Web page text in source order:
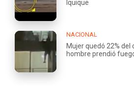
Iquique
NACIONAL
Mujer quedó 22% del
hombre prendió